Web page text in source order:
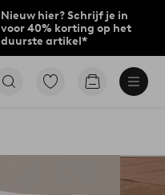
Nieuw hier? Schrijf je in
voor 40% korting op het
duurste artikel*
Ga
Go